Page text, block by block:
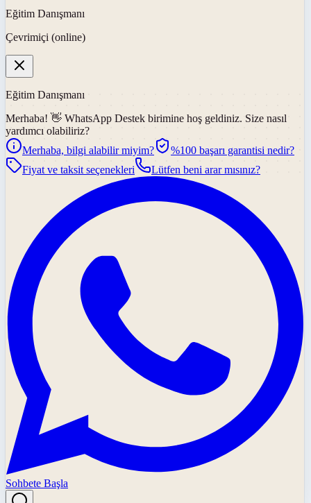
Eğitim Danışmanı
Çevrimiçi (online)
Eğitim Danışmanı
Merhaba! 👋 WhatsApp Destek birimine hoş geldiniz. Size nasıl
yardımcı olabiliriz?
Merhaba, bilgi alabilir miyim?
%100 başarı garantisi nedir?
Fiyat ve taksit seçenekleri
Lütfen beni arar mısınız?
Sohbete Başla